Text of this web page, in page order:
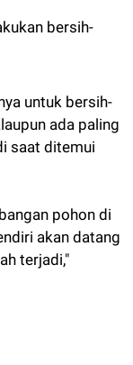
bersih-
untuk bersih-
ada paling
saat ditemui
pohon di
akan datang
terjadi,"